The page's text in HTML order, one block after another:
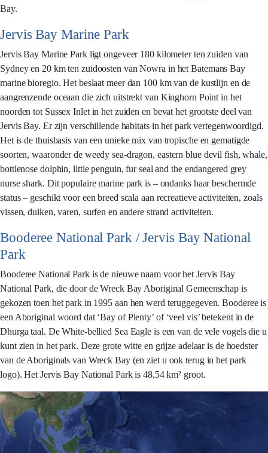
Bay.
Jervis Bay Marine Park
Jervis Bay Marine Park ligt ongeveer 180 kilometer ten zuiden van
Sydney en 20 km ten zuidoosten van Nowra in het Batemans Bay
marine bioregio. Het beslaat meer dan 100 km van de kustlijn en de
aangrenzende oceaan die zich uitstrekt van Kinghorn Point in het
noorden tot Sussex Inlet in het zuiden en bevat het grootste deel van
Jervis Bay. Er zijn verschillende habitats in het park vertegenwoordigd.
Het is de thuisbasis van een unieke mix van tropische en gematigde
soorten, waaronder de weedy sea-dragon, eastern blue devil fish, whale,
bottlenose dolphin, little penguin, fur seal and the endangered grey
nurse shark. Dit populaire marine park is – ondanks haar beschermde
status – geschikt voor een breed scala aan recreatieve activiteiten, zoals
vissen, duiken, varen, surfen en andere strand activiteiten.
Booderee National Park / Jervis Bay National
Park
Booderee National Park is de nieuwe naam voor het Jervis Bay
National Park, die door de Wreck Bay Aboriginal Gemeenschap is
gekozen toen het park in 1995 aan hen werd teruggegeven. Booderee is
een Aboriginal woord dat ‘Bay of Plenty’ of ‘veel vis’ betekent in de
Dhurga taal. De White-bellied Sea Eagle is een van de vele vogels die u
kunt zien in het park. Deze grote witte en grijze adelaar is de hoedster
van de Aboriginals van Wreck Bay (en ziet u ook terug in het park
logo). Het Jervis Bay National Park is 48,54 km² groot.